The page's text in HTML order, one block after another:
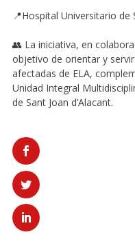
📍Hospital Universitario de
👥 La iniciativa, en
objetivo de orientar y
afectadas de ELA,
Unidad Integral
de Sant Joan d’Alacant.